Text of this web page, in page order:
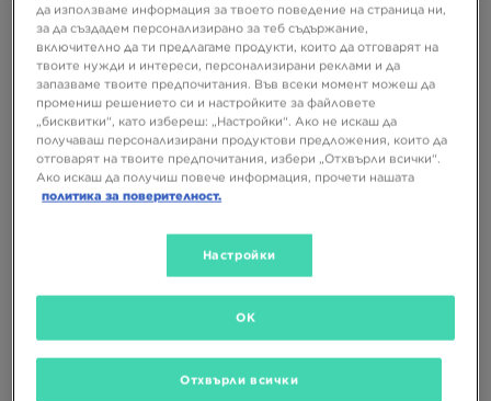
Супер оферта
NIKE AIR MAX DN
85,99 €
168,18 ЛВ.
Налични Цветове
да използваме информация за твоето поведение на страница ни,
за да създадем персонализирано за теб съдържание,
включително да ти предлагаме продукти, които да отговарят на
твоите нужди и интереси, персонализирани реклами и да
запазваме твоите предпочитания. Във всеки момент можеш да
промениш решението си и настройките за файловете
„бисквитки“, като избереш: „Настройки“. Ако не искаш да
получаваш персонализирани продуктови предложения, които да
отговарят на твоите предпочитания, избери „Отхвърли всички“.
Ако искаш да получиш повече информация, прочети нашата
политика за поверителност.
Настройки
Отхвърли всички
OK